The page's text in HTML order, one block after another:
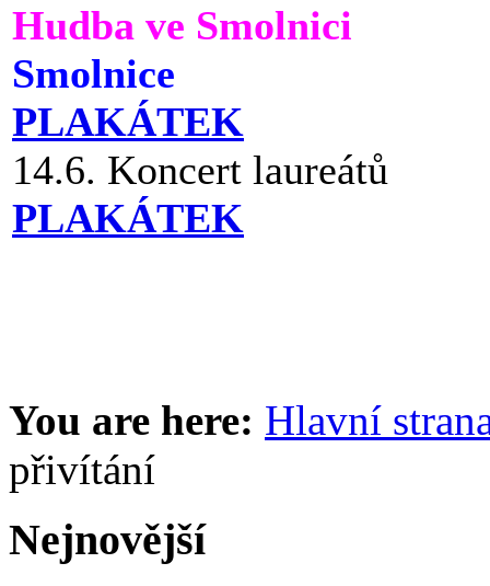
Hudba ve Smolnici
Smolnice
PLAKÁTEK
14.6. Koncert laureátů
PLAKÁTEK
You are here: Hlavní
přivítání
Nejnovější